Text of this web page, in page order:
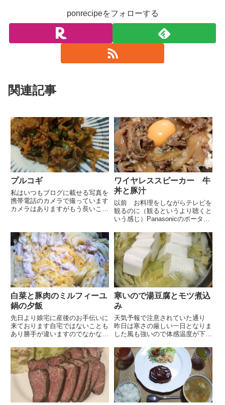
ponrecipeをフォローする
関連記事
プルコギ
私はいつもブログに載せる写真を
携帯電話のカメラで撮っています
カメラはありますがもう長いこと
に綺麗に撮れるのでとても助かっ
ています先程、テレビで林先生が
カメラ付き携帯は日本で初めて
作...
ワイヤレススピーカー 牛
丼と豚汁
以前 お料理をしながらテレビを
観るのに（観るというより聴くと
いう感じ）Panasonicのポータブ
像はHPより拝借しましたこちら
の商品はAmazonで購入しました
が今は取り扱いがないようですワ
イヤレスではなくて...
白菜と豚肉のミルフィーユ
鍋の夕飯
先日より娘宅に産後のお手伝いに
来ております自宅ではないことも
あり勝手が違いますのでなかなか
イトにログインが出来なくてネッ
トをみながら試行錯誤してやっと
本日ログイン出来た次第ですネッ
トで調べると色々な方が解決方
寒いので湯豆腐とモツ煮込
み
天気予報で注意されていた通り
昨日は寒さの厳しい一日となりま
した風も強いので体感温度が下が
ランダに出ましたがピリピリとす
るような寒さです豪雪地帯の方々
には申し訳ない思いですが寒さに
慣れていないだけに体調管理に
気...